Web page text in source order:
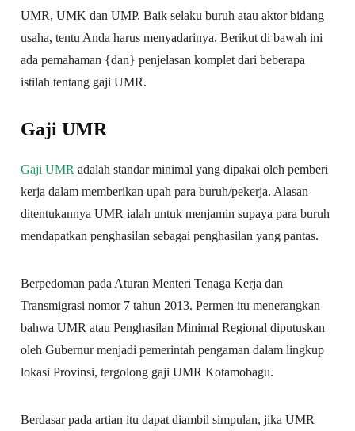
UMR, UMK dan UMP. Baik selaku buruh atau aktor bidang
usaha, tentu Anda harus menyadarinya. Berikut di bawah ini
ada pemahaman {dan} penjelasan komplet dari beberapa
istilah tentang gaji UMR.
Gaji UMR
Gaji UMR adalah standar minimal yang dipakai oleh pemberi
kerja dalam memberikan upah para buruh/pekerja. Alasan
ditentukannya UMR ialah untuk menjamin supaya para buruh
mendapatkan penghasilan sebagai penghasilan yang pantas.
Berpedoman pada Aturan Menteri Tenaga Kerja dan
Transmigrasi nomor 7 tahun 2013. Permen itu menerangkan
bahwa UMR atau Penghasilan Minimal Regional diputuskan
oleh Gubernur menjadi pemerintah pengaman dalam lingkup
lokasi Provinsi, tergolong gaji UMR Kotamobagu.
Berdasar pada artian itu dapat diambil simpulan, jika UMR